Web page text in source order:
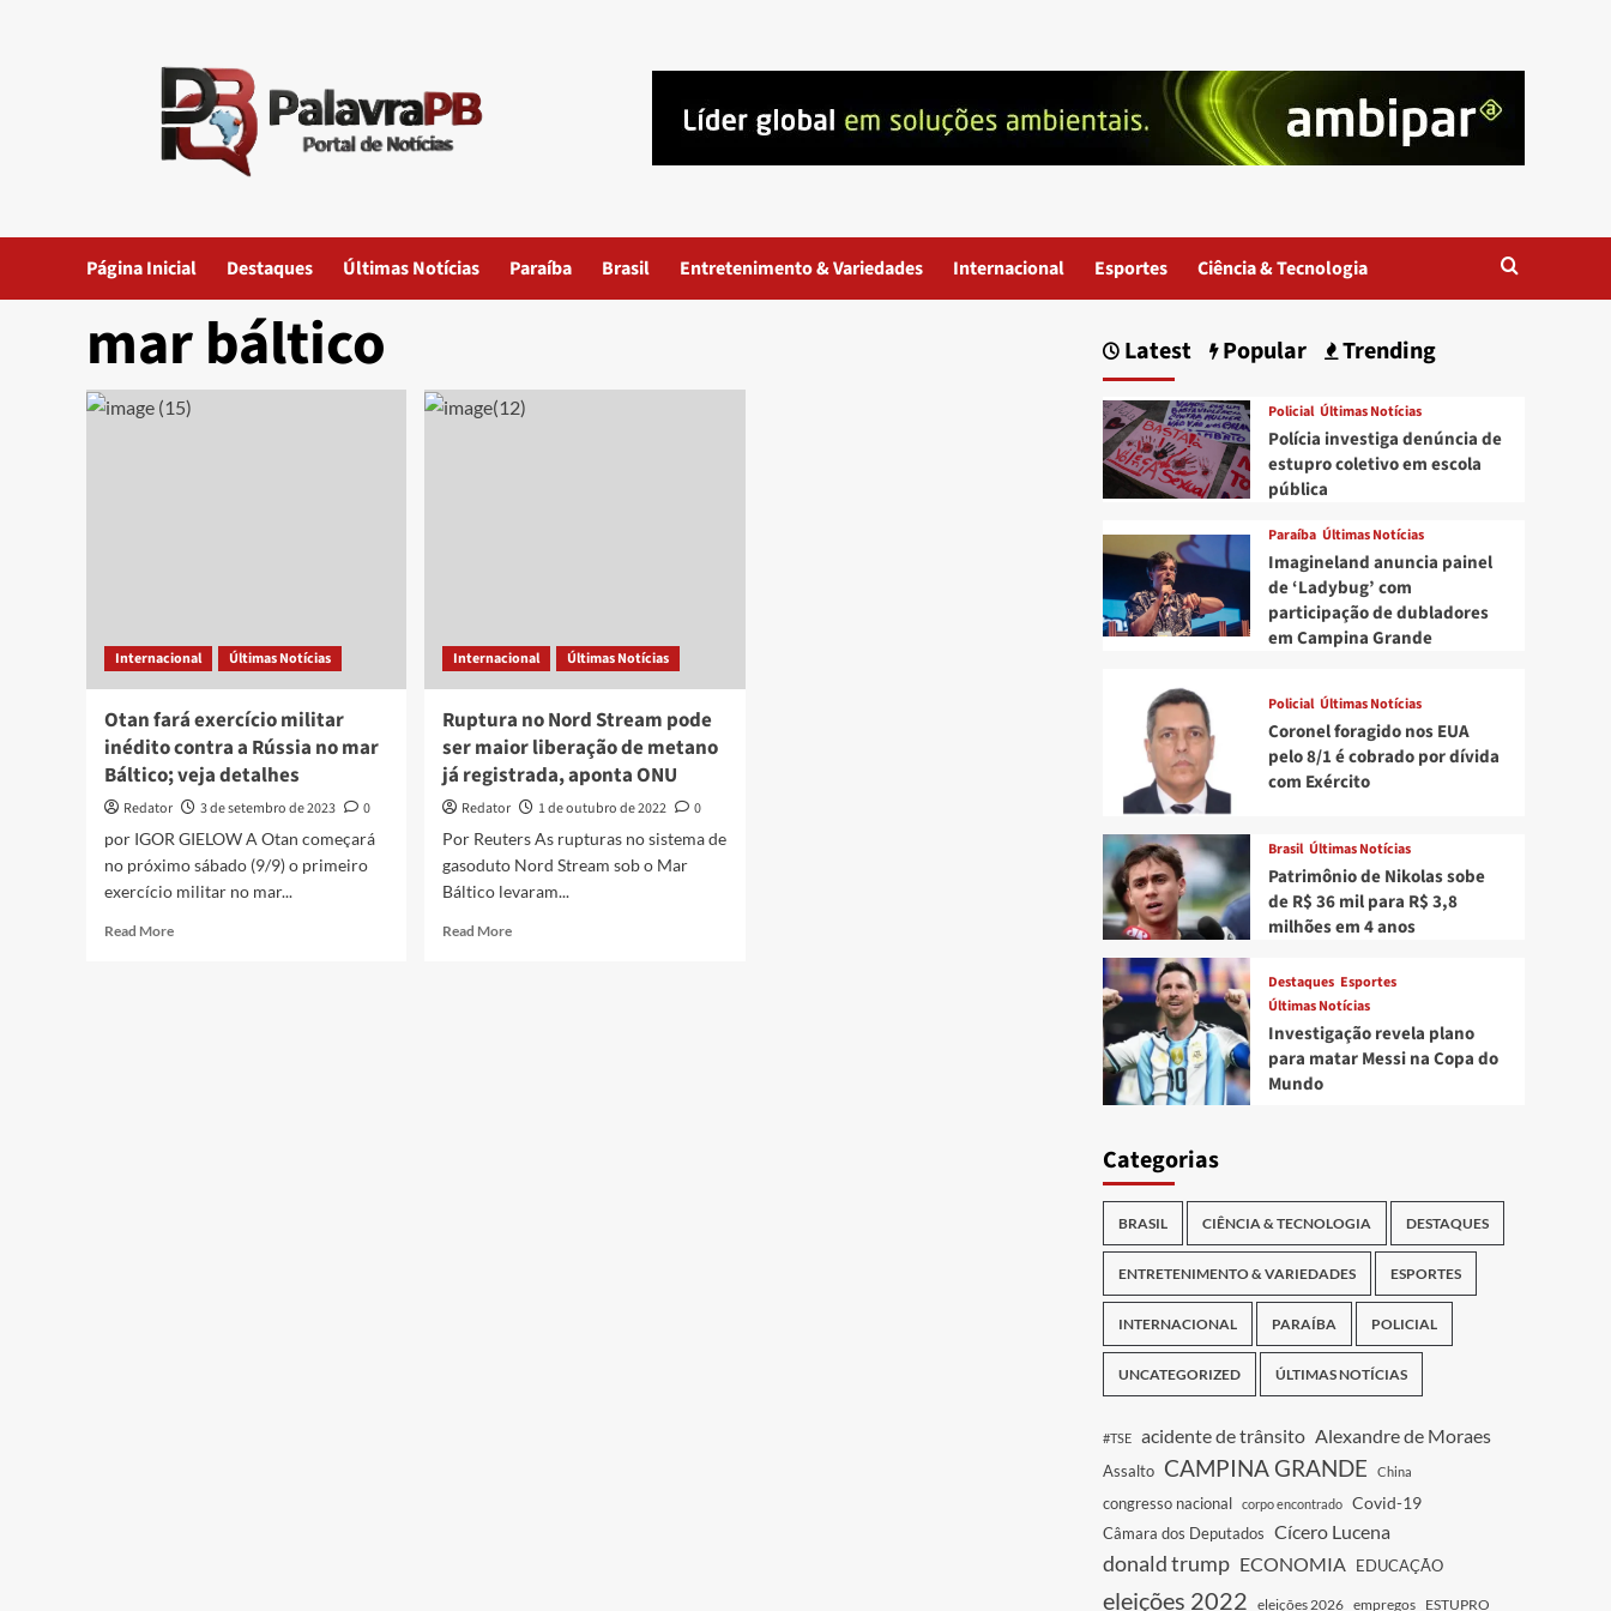
Página Inicial Destaques Últimas Notícias Paraíba Brasil Entretenimento & Variedades Internacional Esportes Ciência & Tecnologia
mar báltico
Internacional Últimas Notícias
Otan fará exercício militar
inédito contra a Rússia no mar
Báltico; veja detalhes
Redator 3 de setembro de 2023
0
por IGOR GIELOW A Otan começará
no próximo sábado (9/9) o primeiro
exercício militar no mar...
Read MoreRead
Internacional Últimas Notícias
Ruptura no Nord Stream pode
ser maior liberação de metano
já registrada, aponta ONU
Redator 1 de outubro de 2022
0
Por Reuters As rupturas no sistema de
gasoduto Nord Stream sob o Mar
Báltico levaram...
Read MoreRead
Latest Popular Trending
Policial Últimas Notícias
Polícia investiga denúncia de
estupro coletivo em escola
pública
Paraíba Últimas Notícias
Imagineland anuncia painel
de ‘Ladybug’ com
participação de dubladores
em Campina Grande
Policial Últimas Notícias
Coronel foragido nos EUA
pelo 8/1 é cobrado por dívida
com Exército
Brasil Últimas Notícias
Patrimônio de Nikolas sobe
de R$ 36 mil para R$ 3,8
milhões em 4 anos
Destaques Esportes
Últimas Notícias
Investigação revela plano
para matar Messi na Copa do
Mundo
Categorias
BRASIL CIÊNCIA & TECNOLOGIA DESTAQUES
ENTRETENIMENTO & VARIEDADES ESPORTES
INTERNACIONAL PARAÍBA POLICIAL
UNCATEGORIZED ÚLTIMAS NOTÍCIAS
#TSE acidente de trânsito Alexandre de Moraes
Assalto CAMPINA GRANDE China
congresso nacional corpo encontrado Covid-19
Câmara dos Deputados Cícero Lucena
donald trump ECONOMIA EDUCAÇÃO
eleições 2022 eleições 2026 empregos ESTUPRO